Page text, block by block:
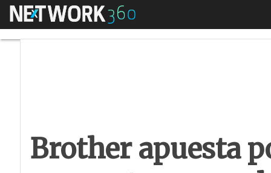
Menú Brother apuesta
Brother apuesta